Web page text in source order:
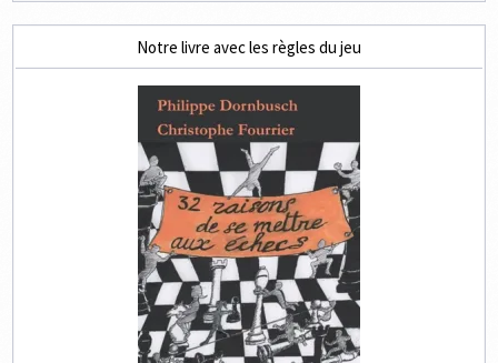
Notre livre avec les règles du jeu